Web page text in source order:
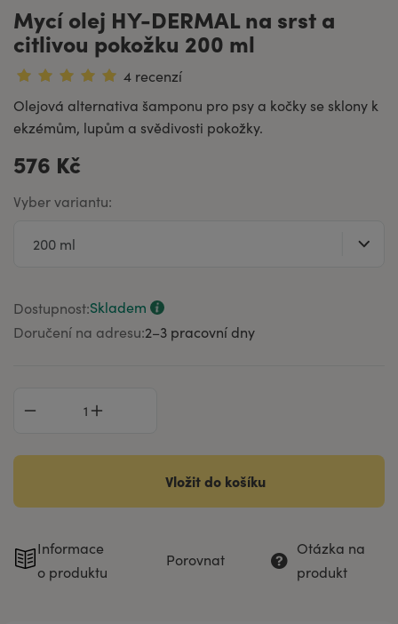
Mycí olej HY-DERMAL na srst a
citlivou pokožku 200 ml
4 recenzí
Olejová alternativa šamponu pro psy a kočky se sklony k
ekzémům, lupům a svědivosti pokožky.
576 Kč
Vyber variantu:
Dostupnost:Skladem
Doručení na adresu:2–⁠3 pracovní dny
Vložit do košíku
Informace
o produktu
Porovnat
Otázka na
produkt